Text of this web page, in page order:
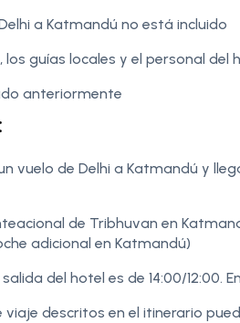
a Katmandú no está incluido
guías locales y el personal del
anteriormente
vuelo de Delhi a Katmandú y
de Tribhuvan en
adicional en Katmandú)
del hotel es de 14:00/12:00.
descritos en el itinerario